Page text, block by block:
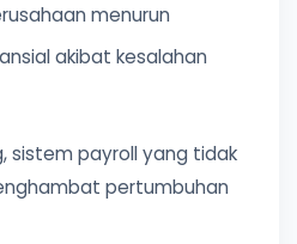
menurun
akibat kesalahan
sistem payroll yang tidak
pertumbuhan